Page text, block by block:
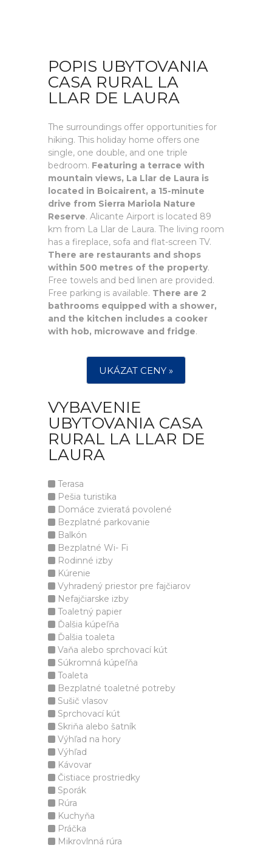
POPIS UBYTOVANIA
CASA RURAL LA
LLAR DE LAURA
The surroundings offer opportunities for
hiking. This holiday home offers one
single, one double, and one triple
bedroom. Featuring a terrace with
mountain views, La Llar de Laura is
located in Boicairent, a 15-minute
drive from Sierra Mariola Nature
Reserve. Alicante Airport is located 89
km from La Llar de Laura. The living room
has a fireplace, sofa and flat-screen TV.
There are restaurants and shops
within 500 metres of the property.
Free towels and bed linen are provided.
Free parking is available. There are 2
bathrooms equipped with a shower,
and the kitchen includes a cooker
with hob, microwave and fridge.
UKÁZAT CENY »
VYBAVENIE
UBYTOVANIA CASA
RURAL LA LLAR DE
LAURA
Terasa
Pešia turistika
Domáce zvieratá povolené
Bezplatné parkovanie
Balkón
Bezplatné Wi- Fi
Rodinné izby
Kúrenie
Vyhradený priestor pre fajčiarov
Nefajčiarske izby
Toaletný papier
Ďalšia kúpeľňa
Ďalšia toaleta
Vaňa alebo sprchovací kút
Súkromná kúpeľňa
Toaleta
Bezplatné toaletné potreby
Sušič vlasov
Sprchovací kút
Skriňa alebo šatník
Výhľad na hory
Výhľad
Kávovar
Čistiace prostriedky
Sporák
Rúra
Kuchyňa
Práčka
Mikrovlnná rúra